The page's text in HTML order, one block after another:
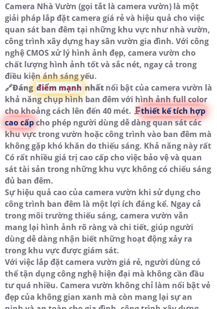
Camera Nhà Vườn (gọi tắt là camera vườn) là một
giải pháp lắp đặt camera giá rẻ và hiệu quả cho việc
quan sát ban đêm tại những khu vực như nhà vườn,
công trình xây dựng hay sân vườn gia đình. Với công
nghệ CMOS xử lý hình ảnh đẹp, camera vườn cho
chất lượng hình ảnh tốt và sắc nét, ngay cả trong
điều kiện ánh sáng yếu.
🔗Đáng điểm mạnh nhất nổi bật của camera vườn là
khả năng chụp hình ban đêm với hình ảnh full color
cho khoảng cách lên đến 40 mét. 🗜️thiết kế tích hợp
cao cấpcho phép người dùng dễ dàng quan sát các
khu vực trong vườn hoặc công trình vào ban đêm mà
không gặp khó khăn do thiếu sáng. Khả năng này rất
Có rất nhiều giá trị cao cấp cho việc bảo vệ và quan
sát tài sản trong những khu vực không có chiếu sáng
đủ ban đêm.
Sự hiệu quả cao của camera vườn khi sử dụng cho
công trình ban đêm là một lợi ích đáng kể. Ngay cả
trong môi trường thiếu sáng, camera vườn vẫn
mang lại hình ảnh rõ ràng và chi tiết, giúp người
dùng dễ dàng nhận biết những hoạt động xảy ra
trong khu vực được giám sát.
Với việc lắp đặt camera vườn giá rẻ, người dùng có
thể tận dụng công nghệ hiện đại mà không cần đầu
tư quá nhiều. Camera vườn không chỉ làm nổi bật vẻ
đẹp của không gian xanh mà còn mang lại sự an